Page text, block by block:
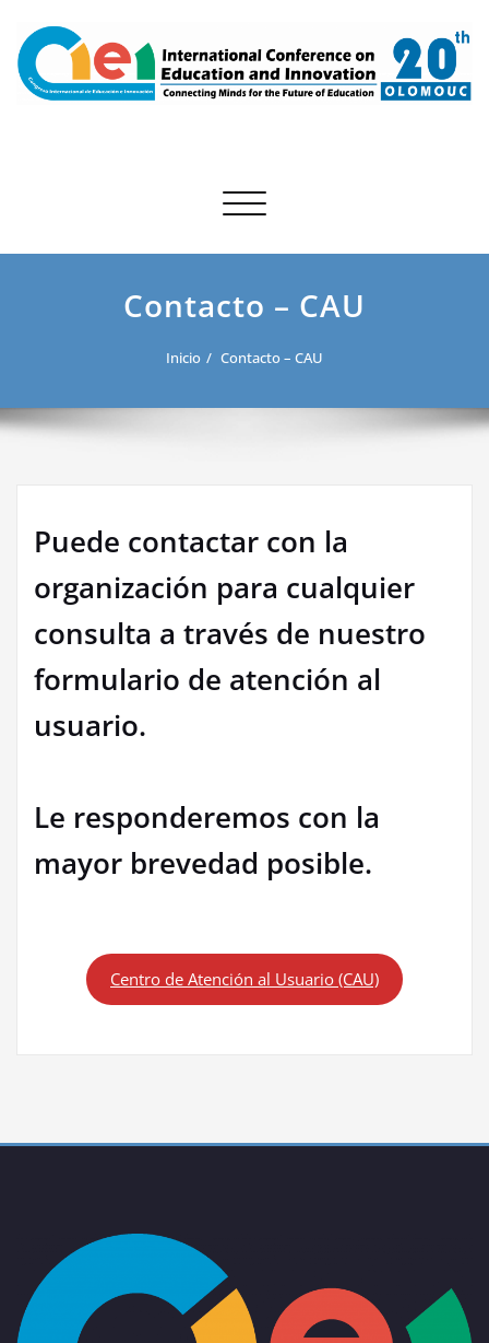
contenido
Education and Innovation
Alternar navegación
Contacto – CAU
Inicio Contacto – CAU
Puede contactar con la
organización para cualquier
consulta a través de nuestro
formulario de atención al
usuario.
Le responderemos con la
mayor brevedad posible.
Centro de Atención al Usuario (CAU)